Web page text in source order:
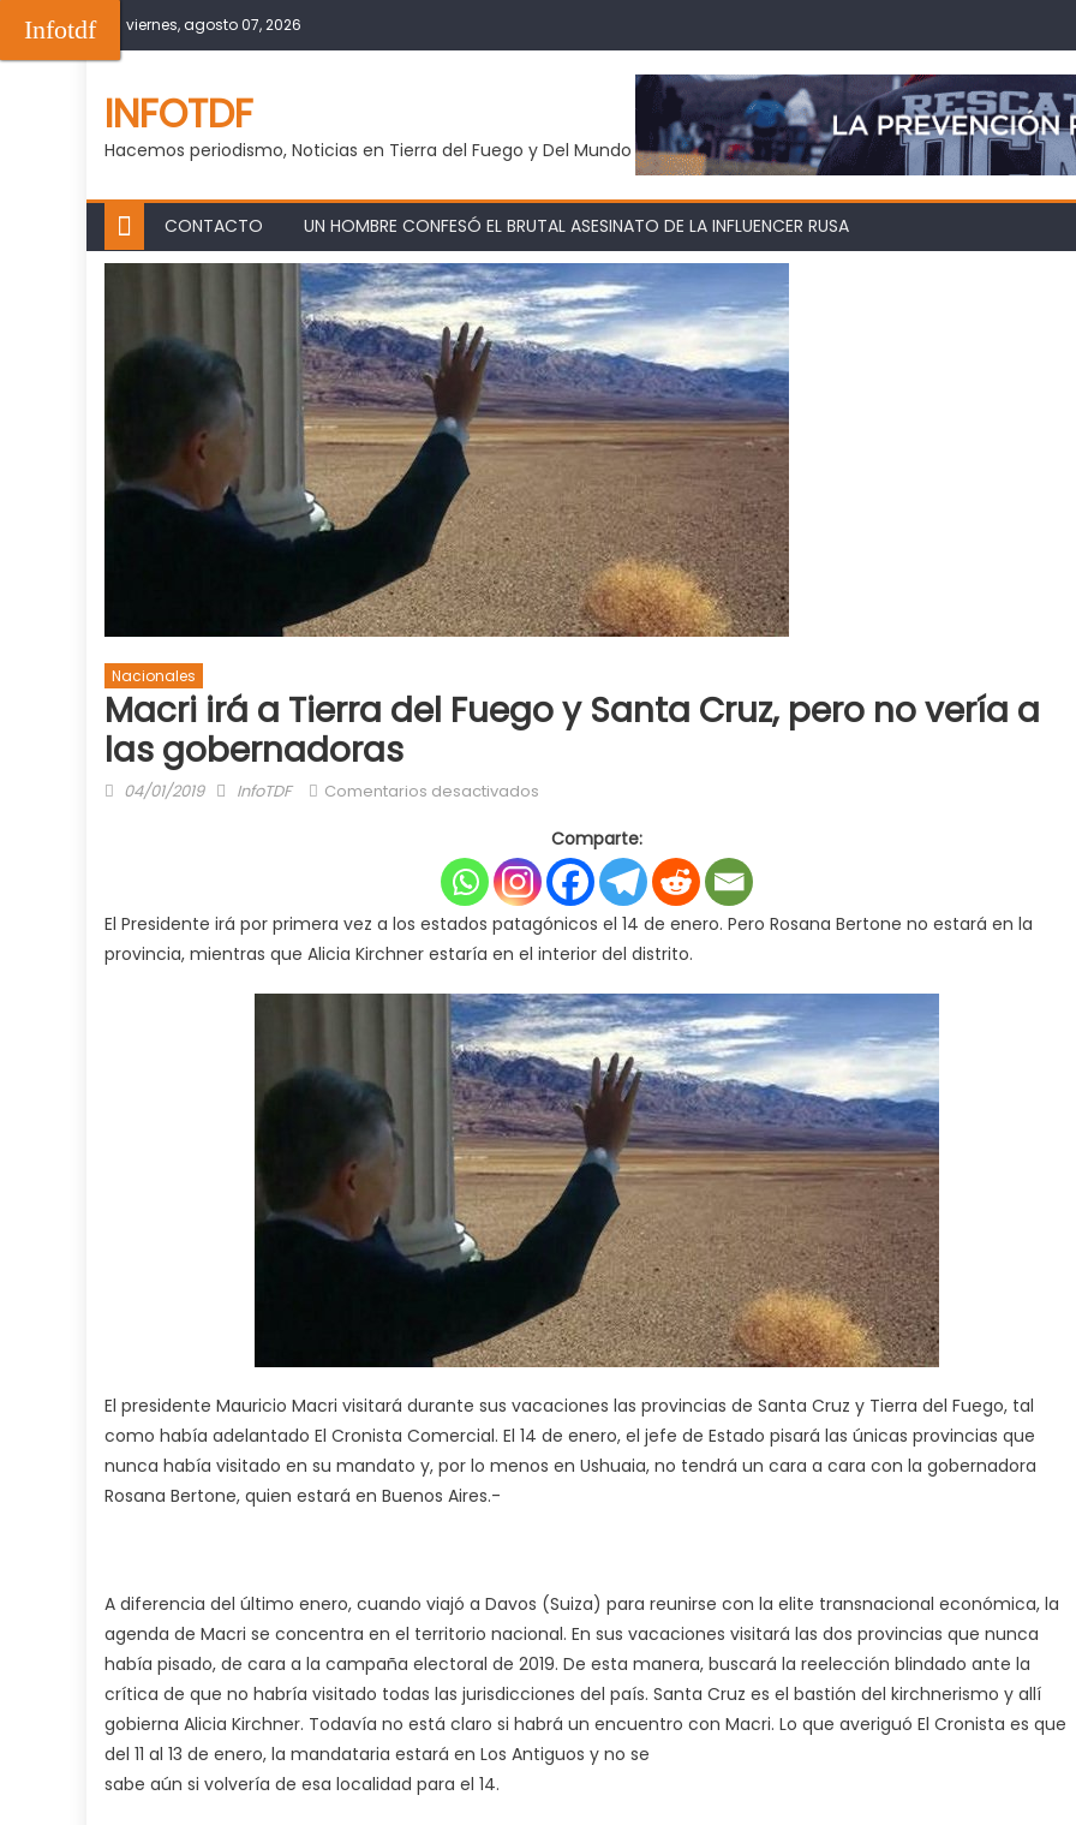
to
viernes, agosto 07, 2026
INFOTDF
Hacemos periodismo, Noticias en Tierra del Fuego y Del Mundo
CONTACTO UN HOMBRE CONFESÓ EL BRUTAL ASESINATO DE LA INFLUENCER RUSA
Nacionales
Macri irá a Tierra del Fuego y Santa Cruz, pero no vería a
las gobernadoras
Posted
04/01/2019 Author
InfoTDF Comentarios desactivados
irá
a
Tierra
del
Fuego
Santa
Cruz,
pero
no
vería
a
las
gobernadoras
Comparte:
El Presidente irá por primera vez a los estados patagónicos el 14 de enero. Pero Rosana Bertone no estará en la
provincia, mientras que Alicia Kirchner estaría en el interior del distrito.
El presidente Mauricio Macri visitará durante sus vacaciones las provincias de Santa Cruz y Tierra del Fuego, tal
como había adelantado El Cronista Comercial. El 14 de enero, el jefe de Estado pisará las únicas provincias que
nunca había visitado en su mandato y, por lo menos en Ushuaia, no tendrá un cara a cara con la gobernadora
Rosana Bertone, quien estará en Buenos Aires.-
A diferencia del último enero, cuando viajó a Davos (Suiza) para reunirse con la elite transnacional económica, la
agenda de Macri se concentra en el territorio nacional. En sus vacaciones visitará las dos provincias que nunca
había pisado, de cara a la campaña electoral de 2019. De esta manera, buscará la reelección blindado ante la
crítica de que no habría visitado todas las jurisdicciones del país. Santa Cruz es el bastión del kirchnerismo y allí
gobierna Alicia Kirchner. Todavía no está claro si habrá un encuentro con Macri. Lo que averiguó El Cronista es que
del 11 al 13 de enero, la mandataria estará en Los Antiguos y no se
sabe aún si volvería de esa localidad para el 14.
Infotdf